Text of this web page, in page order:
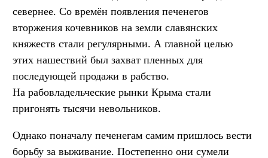
севернее. Со времён появления печенегов
вторжения кочевников на земли славянских
княжеств стали регулярными. А главной целью
этих нашествий был захват пленных для
последующей продажи в рабство.
На рабовладельческие рынки Крыма стали
пригонять тысячи невольников.
Однако поначалу печенегам самим пришлось вести
борьбу за выживание. Постепенно они сумели